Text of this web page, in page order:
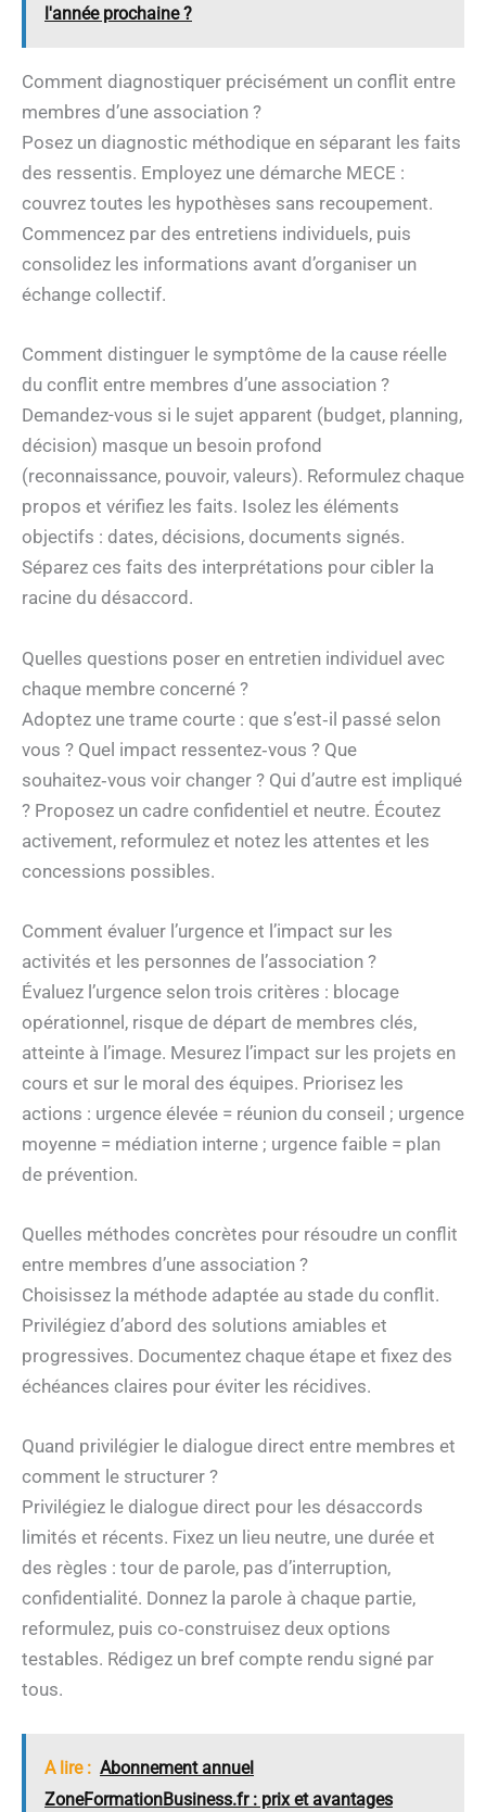
l'année prochaine ?
Comment diagnostiquer précisément un conflit entre
membres d’une association ?
Posez un diagnostic méthodique en séparant les faits
des ressentis. Employez une démarche MECE :
couvrez toutes les hypothèses sans recoupement.
Commencez par des entretiens individuels, puis
consolidez les informations avant d’organiser un
échange collectif.
Comment distinguer le symptôme de la cause réelle
du conflit entre membres d’une association ?
Demandez-vous si le sujet apparent (budget, planning,
décision) masque un besoin profond
(reconnaissance, pouvoir, valeurs). Reformulez chaque
propos et vérifiez les faits. Isolez les éléments
objectifs : dates, décisions, documents signés.
Séparez ces faits des interprétations pour cibler la
racine du désaccord.
Quelles questions poser en entretien individuel avec
chaque membre concerné ?
Adoptez une trame courte : que s’est‑il passé selon
vous ? Quel impact ressentez‑vous ? Que
souhaitez‑vous voir changer ? Qui d’autre est impliqué
? Proposez un cadre confidentiel et neutre. Écoutez
activement, reformulez et notez les attentes et les
concessions possibles.
Comment évaluer l’urgence et l’impact sur les
activités et les personnes de l’association ?
Évaluez l’urgence selon trois critères : blocage
opérationnel, risque de départ de membres clés,
atteinte à l’image. Mesurez l’impact sur les projets en
cours et sur le moral des équipes. Priorisez les
actions : urgence élevée = réunion du conseil ; urgence
moyenne = médiation interne ; urgence faible = plan
de prévention.
Quelles méthodes concrètes pour résoudre un conflit
entre membres d’une association ?
Choisissez la méthode adaptée au stade du conflit.
Privilégiez d’abord des solutions amiables et
progressives. Documentez chaque étape et fixez des
échéances claires pour éviter les récidives.
Quand privilégier le dialogue direct entre membres et
comment le structurer ?
Privilégiez le dialogue direct pour les désaccords
limités et récents. Fixez un lieu neutre, une durée et
des règles : tour de parole, pas d’interruption,
confidentialité. Donnez la parole à chaque partie,
reformulez, puis co‑construisez deux options
testables. Rédigez un bref compte rendu signé par
tous.
A lire : Abonnement annuel
ZoneFormationBusiness.fr : prix et avantages